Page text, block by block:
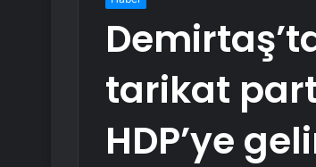
tarikat
HDP’ye